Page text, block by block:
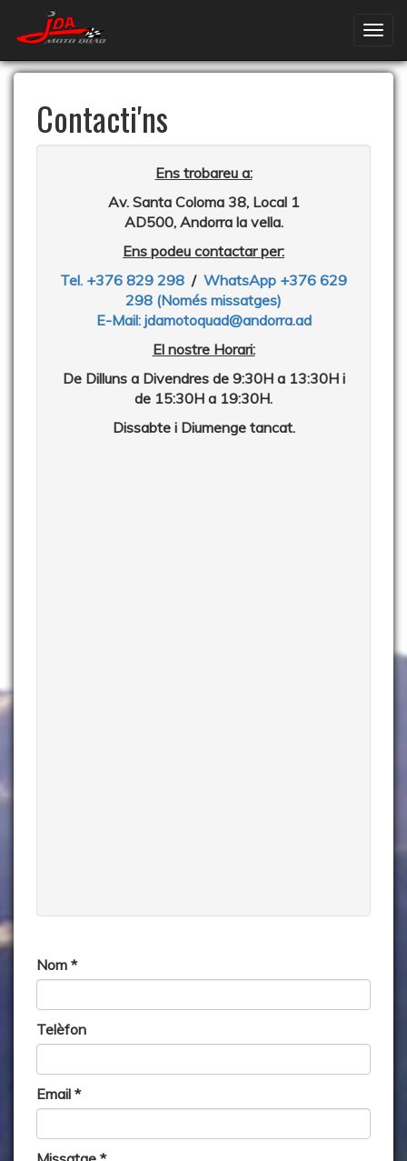
Contacti'ns
Ens trobareu a:
Av. Santa Coloma 38, Local 1
AD500, Andorra la vella.
Ens podeu contactar per:
Tel. +376 829 298 / WhatsApp +376 629
298 (Només missatges)
E-Mail: jdamotoquad@andorra.ad
El nostre Horari:
De Dilluns a Divendres de 9:30H a 13:30H i
de 15:30H a 19:30H.
Dissabte i Diumenge tancat.
Nom *
Telèfon
Email *